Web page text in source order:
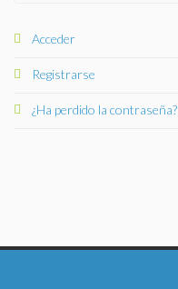
Acceder
Registrarse
¿Ha perdido la contraseña?